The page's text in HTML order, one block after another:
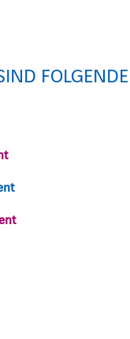
FOLGENDE